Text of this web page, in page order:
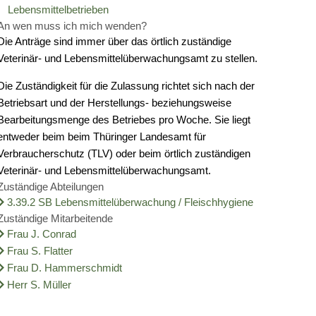
Qualifizierte Kindertagespflege
Frühe Hilfen
Ehrenamtsförderung
Juleica
Zukunftspaket
Demokratie leben
AGATHE
Bündnis gegen häusliche Gewalt
Veterinärwesen und
Stipendium für Medizinstudenten
Betreuung
Selbsthilfegruppen
Feuerwehren
Notfallvorsorge
Eine vielfältige Region
Liste der Freizeitangebote
Sport
Hallenbelegung
Grenzwanderweg Grünes Band
Infrastruktur und Verkehr
Breitbandausbau
Radwegekonzept
Straßensperrungen
Abfallwirtschaft
Natur und Umwelt
Naturschutzgroßprojekt Grünes
im ländlichen Raum
Bemerkenswertes
Schulnetzplanung bis 2031 beschlossen
Landkreis Sonneberg spricht sich gegen Windkraft aus
Weitere ehrenamtliche Vormünder gesucht
Kreishaushalt für dieses und nächstes Jahr einstimmig
AGATHE-Seniorenberatung wieder flächendeckend in
Ausblick auf Straßenbaumaßnahmen im Kreisgebiet
Liegenschaft Ernststraße zu verkaufen
Lebensmittelbetrieben
wen muss ich mich wenden?
Anträge sind immer über das örtlich zuständige
und Lebensmittelüberwachungsamt zu stellen.
Zuständigkeit für die Zulassung richtet sich nach der
und der Herstellungs- beziehungsweise
des Betriebes pro Woche. Sie liegt
beim beim Thüringer Landesamt für
(TLV) oder beim örtlich zuständigen
und Lebensmittelüberwachungsamt.
Abteilungen
3.39.2 SB Lebensmittelüberwachung / Fleischhygiene
Mitarbeitende
Frau J. Conrad
Frau S. Flatter
Frau D. Hammerschmidt
Herr S. Müller